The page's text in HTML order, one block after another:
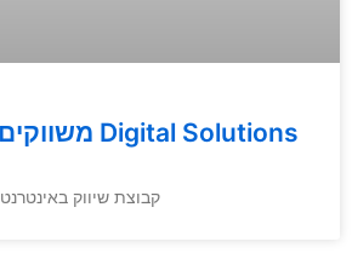
משווקים בדיגיטל עם Digital Solutions
קבוצת שיווק באינטרנט